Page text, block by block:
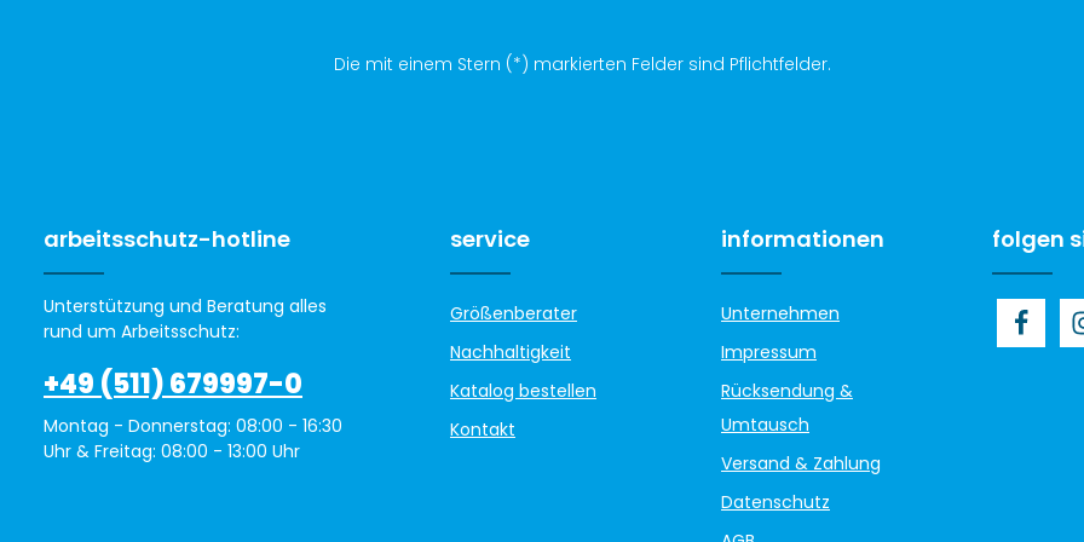
Die mit einem Stern (*) markierten Felder sind Pflichtfelder.
arbeitsschutz-hotline
Unterstützung und Beratung alles
rund um Arbeitsschutz:
+49 (511) 679997-0
Montag - Donnerstag: 08:00 - 16:30
Uhr & Freitag: 08:00 - 13:00 Uhr
service
Größenberater
Nachhaltigkeit
Katalog bestellen
Kontakt
informationen
Unternehmen
Impressum
Rücksendung &
Umtausch
Versand & Zahlung
Datenschutz
folgen